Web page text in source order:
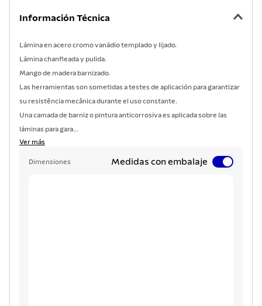
Información Técnica
Lámina en acero cromo vanádio templado y lijado.
Lámina chanfleada y pulida.
Mango de madera barnizado.
Las herramientas son sometidas a testes de aplicación para garantizar
su resistência mecânica durante el uso constante.
Una camada de barniz o pintura anticorrosiva es aplicada sobre las
láminas para gara...
Ver más
Dimensiones Medidas con embalaje